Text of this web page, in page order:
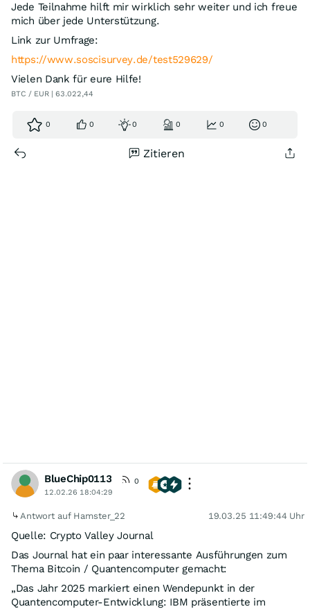
Jede Teilnahme hilft mir wirklich sehr weiter und ich freue
mich über jede Unterstützung.
Link zur Umfrage:
https://www.soscisurvey.de/test529629/
Vielen Dank für eure Hilfe!
BTC / EUR | 63.022,44
0 0 0 0 0 0
Zitieren
BlueChip0113
0
12.02.26 18:04:29
Antwort auf Hamster_22 19.03.25 11:49:44 Uhr
Quelle: Crypto Valley Journal
Das Journal hat ein paar interessante Ausführungen zum
Thema Bitcoin / Quantencomputer gemacht:
„Das Jahr 2025 markiert einen Wendepunkt in der
Quantencomputer-Entwicklung: IBM präsentierte im